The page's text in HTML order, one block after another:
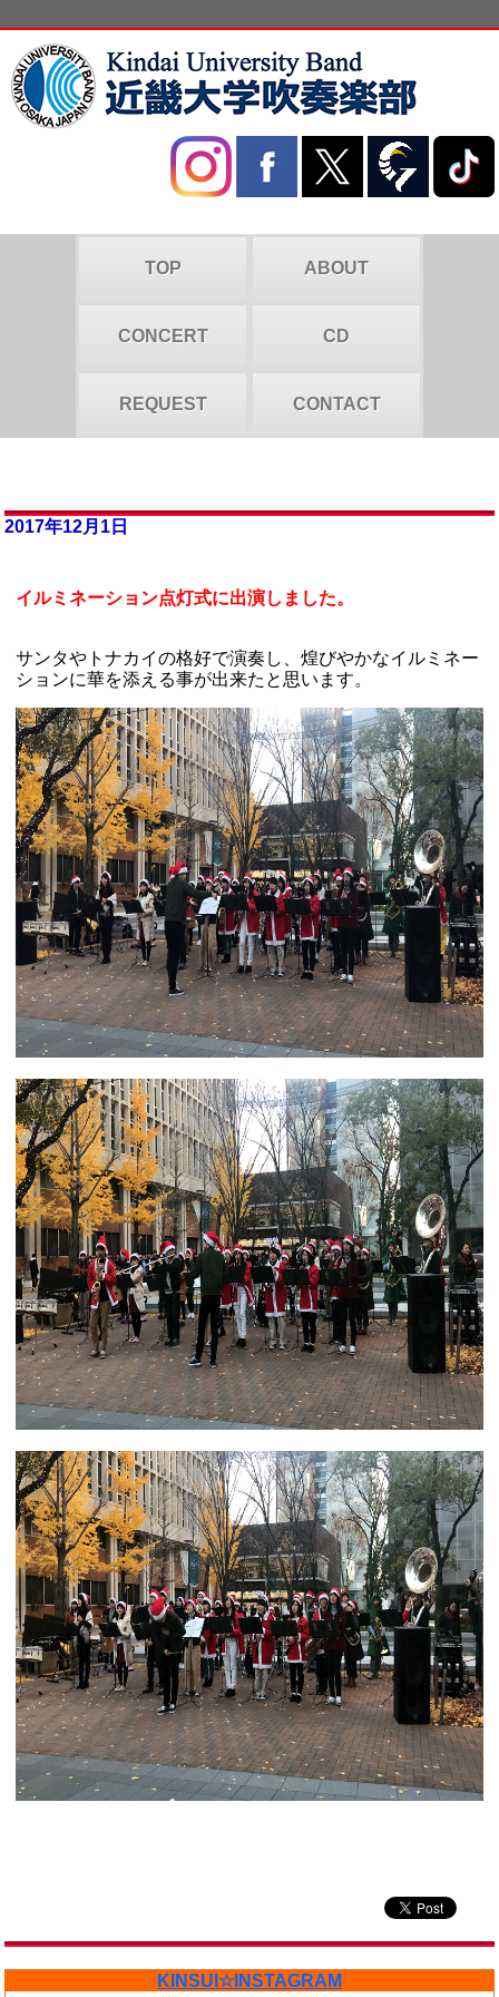
TOP ABOUT
CONCERT CD
REQUEST CONTACT
2017年12月1日
イルミネーション点灯式に出演しました。
サンタやトナカイの格好で演奏し、煌びやかなイルミネー
ションに華を添える事が出来たと思います。
KINSUI☆INSTAGRAM